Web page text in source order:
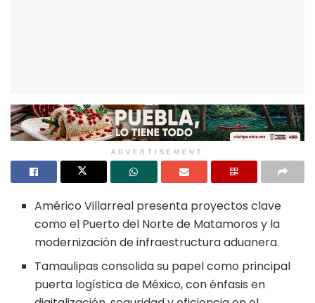
ADVERTISEMENT
Américo Villarreal presenta proyectos clave
como el Puerto del Norte de Matamoros y la
modernización de infraestructura aduanera.
Tamaulipas consolida su papel como principal
puerta logística de México, con énfasis en